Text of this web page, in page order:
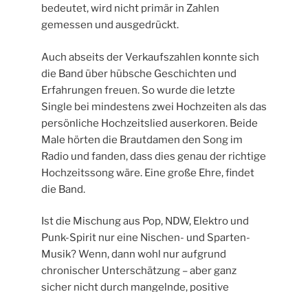
bedeutet, wird nicht primär in Zahlen
gemessen und ausgedrückt.
Auch abseits der Verkaufszahlen konnte sich
die Band über hübsche Geschichten und
Erfahrungen freuen. So wurde die letzte
Single bei mindestens zwei Hochzeiten als das
persönliche Hochzeitslied auserkoren. Beide
Male hörten die Brautdamen den Song im
Radio und fanden, dass dies genau der richtige
Hochzeitssong wäre. Eine große Ehre, findet
die Band.
Ist die Mischung aus Pop, NDW, Elektro und
Punk-Spirit nur eine Nischen- und Sparten-
Musik? Wenn, dann wohl nur aufgrund
chronischer Unterschätzung – aber ganz
sicher nicht durch mangelnde, positive